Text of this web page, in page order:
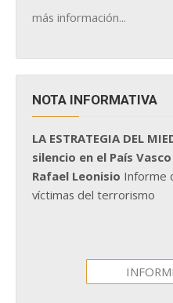
más información...
NOTA INFORMATIVA
LA ESTRATEGIA DEL
silencio en el País
Rafael Leonisio Informe
víctimas del terrorismo